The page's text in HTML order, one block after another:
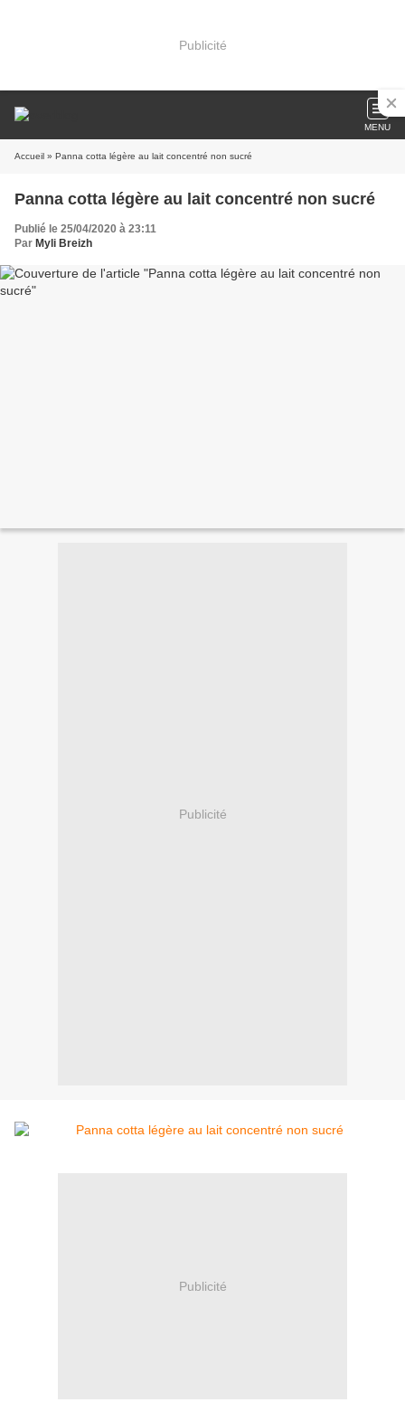
Publicité
MENU
Accueil » Panna cotta légère au lait concentré non sucré
Panna cotta légère au lait concentré non sucré
Publié le 25/04/2020 à 23:11
Par Myli Breizh
Publicité
Publicité